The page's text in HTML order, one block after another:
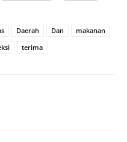
Daerah Dan
makanan
terima